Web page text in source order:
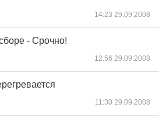
14:23 29.09.2008
- Срочно!
12:56 29.09.2008
11:30 29.09.2008